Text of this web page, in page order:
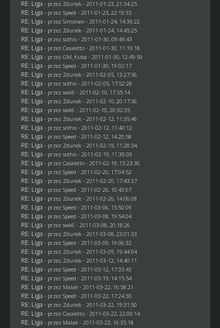
RE: Liga - przez Zdunek - 2011-01-23, 21:34:25
RE: Liga - przez Speed - 2011-01-23, 22:19:33
RE: Liga - przez Simonen - 2011-01-24, 14:39:22
RE: Liga - przez Zdunek - 2011-01-24, 14:45:25
RE: Liga - przez sothis- 2011-01-30, 09:49:43
RE: Liga - przez Casaletto- 2011-01-30, 11:19:18
RE: Liga - przez GM_Kuba - 2011-01-30, 12:49:59
RE: Liga - przez Speed - 2011-01-30, 19:02:17
RE: Liga - przez Zdunek - 2011-02-05, 13:27:56
RE: Liga - przez sothis- 2011-02-05, 17:52:28
RE: Liga - przez swk6 - 2011-02-10, 17:55:14
RE: Liga - przez Zdunek - 2011-02-10, 20:17:56
RE: Liga - przez swk6 - 2011-02-10, 20:32:35
RE: Liga - przez Zdunek - 2011-02-12, 11:35:46
RE: Liga - przez sothis- 2011-02-12, 11:40:12
RE: Liga - przez Speed - 2011-02-12, 14:20:58
RE: Liga - przez Zdunek - 2011-02-19, 11:28:34
RE: Liga - przez sothis- 2011-02-19, 11:39:09
RE: Liga - przez Casaletto- 2011-02-19, 13:23:36
RE: Liga - przez Speed - 2011-02-20, 17:04:52
RE: Liga - przez Zdunek - 2011-02-20, 17:43:37
RE: Liga - przez Speed - 2011-02-26, 10:43:07
RE: Liga - przez Zdunek - 2011-02-26, 14:06:08
RE: Liga - przez Speed - 2011-03-06, 15:50:09
RE: Liga - przez Speed - 2011-03-08, 19:54:04
RE: Liga - przez swk6 - 2011-03-08, 20:18:26
RE: Liga - przez Zdunek - 2011-03-08, 23:01:33
RE: Liga - przez Speed - 2011-03-09, 19:06:32
RE: Liga - przez Zdunek - 2011-03-09, 19:44:04
RE: Liga - przez Zdunek - 2011-03-12, 14:40:11
RE: Liga - przez Speed - 2011-03-12, 17:33:43
RE: Liga - przez Speed - 2011-03-19, 14:15:54
RE: Liga - przez Malak - 2011-03-22, 16:58:21
RE: Liga - przez Speed - 2011-03-22, 17:24:30
RE: Liga - przez Zdunek - 2011-03-22, 19:31:50
RE: Liga - przez Casaletto- 2011-03-22, 22:00:14
RE: Liga - przez Malak - 2011-03-23, 16:35:18